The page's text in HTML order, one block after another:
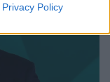
Privacy Policy